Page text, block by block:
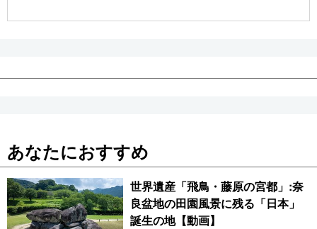
あなたにおすすめ
世界遺産「飛鳥・藤原の宮都」:奈
良盆地の田園風景に残る「日本」
誕生の地【動画】